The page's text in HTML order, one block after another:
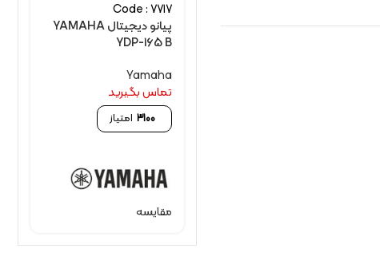
Code : 7717
پیانو دیجیتال YAMAHA
YDP-165 B
Yamaha
تماس بگیرید
3100 امتیاز
مقایسه